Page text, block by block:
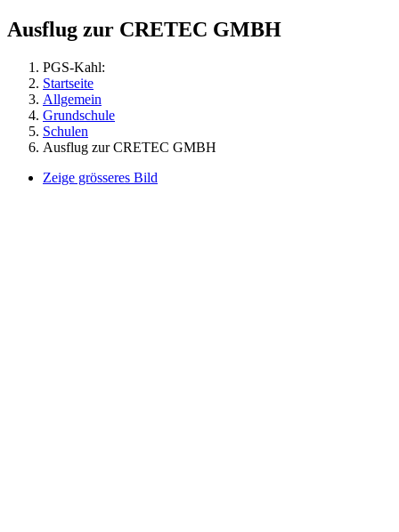
Ausflug zur CRETEC GMBH
PGS-Kahl:
Startseite
Allgemein
Grundschule
Schulen
Ausflug zur CRETEC GMBH
Zeige grösseres Bild